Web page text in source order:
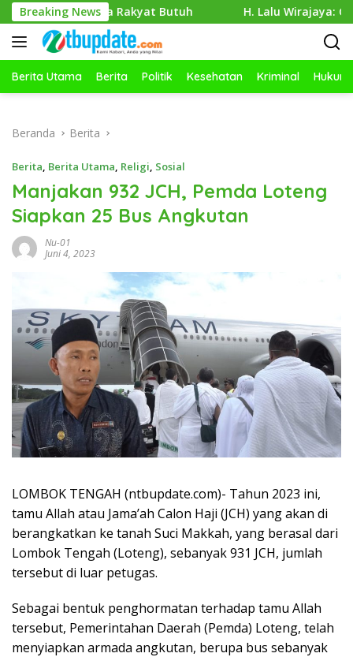
Langsung
ke
konten
Breaking News
Rakyat Butuh H. Lalu Wirajaya: Guru Kreatif,
Berita Utama Berita Politik Kesehatan Kriminal Hukum
Beranda Berita
Berita, Berita Utama, Religi, Sosial
Manjakan 932 JCH, Pemda Loteng
Siapkan 25 Bus Angkutan
Nu-01
Juni 4, 2023
LOMBOK TENGAH (ntbupdate.com)- Tahun 2023 ini,
tamu Allah atau Jama’ah Calon Haji (JCH) yang akan di
berangkatkan ke tanah Suci Makkah, yang berasal dari
Lombok Tengah (Loteng), sebanyak 931 JCH, jumlah
tersebut di luar petugas.
Sebagai bentuk penghormatan terhadap tamu Allah
tersebut, Pemerintahan Daerah (Pemda) Loteng, telah
menyiapkan armada angkutan, berupa bus sebanyak